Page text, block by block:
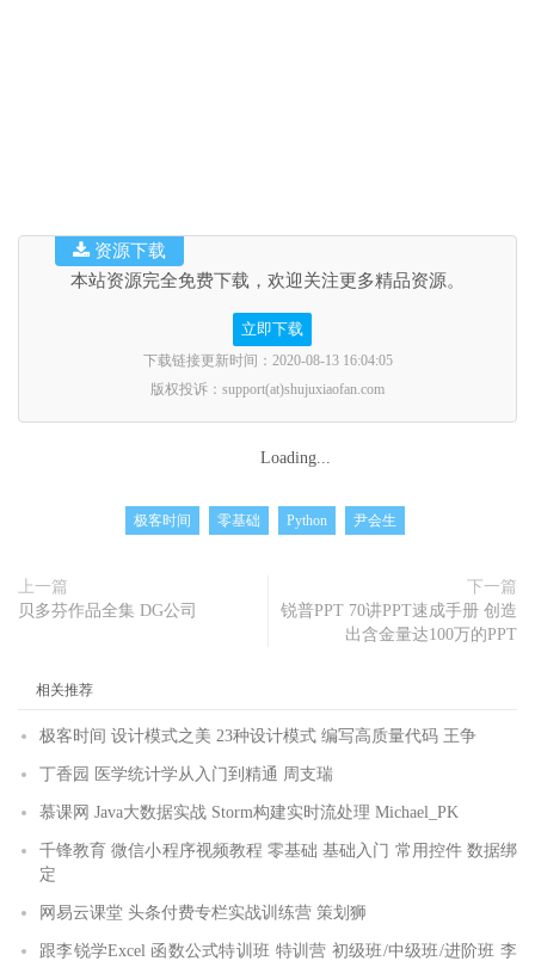
本站资源完全免费下载，欢迎关注更多精品资源。
立即下载
下载链接更新时间：2020-08-13 16:04:05
版权投诉：support(at)shujuxiaofan.com
资源下载
Loading...
极客时间 零基础 Python 尹会生
上一篇
贝多芬作品全集 DG公司
下一篇
锐普PPT 70讲PPT速成手册 创造
出含金量达100万的PPT
相关推荐
极客时间 设计模式之美 23种设计模式 编写高质量代码 王争
丁香园 医学统计学从入门到精通 周支瑞
慕课网 Java大数据实战 Storm构建实时流处理 Michael_PK
千锋教育 微信小程序视频教程 零基础 基础入门 常用控件 数据绑
定
网易云课堂 头条付费专栏实战训练营 策划狮
跟李锐学Excel 函数公式特训班 特训营 初级班/中级班/进阶班 李